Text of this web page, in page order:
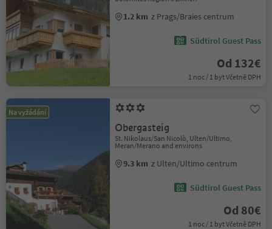
1.2 km z Prags/Braies centrum
Südtirol Guest Pass
Od 132€
1 noc / 1 byt Včetně DPH
Na vyžádání
Obergasteig
St. Nikolaus/San Nicolò, Ulten/Ultimo,
Meran/Merano and environs
9.3 km z Ulten/Ultimo centrum
Südtirol Guest Pass
Od 80€
1 noc / 1 byt Včetně DPH